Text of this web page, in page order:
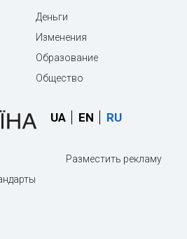
Деньги
Изменения
Образование
Общество
UA EN RU
Разместить рекламу